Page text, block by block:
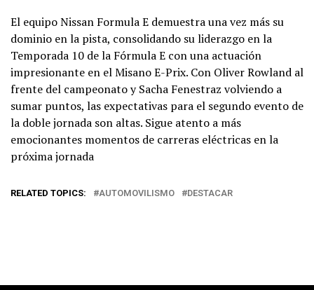
El equipo Nissan Formula E demuestra una vez más su
dominio en la pista, consolidando su liderazgo en la
Temporada 10 de la Fórmula E con una actuación
impresionante en el Misano E-Prix. Con Oliver Rowland al
frente del campeonato y Sacha Fenestraz volviendo a
sumar puntos, las expectativas para el segundo evento de
la doble jornada son altas. Sigue atento a más
emocionantes momentos de carreras eléctricas en la
próxima jornada
RELATED TOPICS: AUTOMOVILISMO DESTACAR